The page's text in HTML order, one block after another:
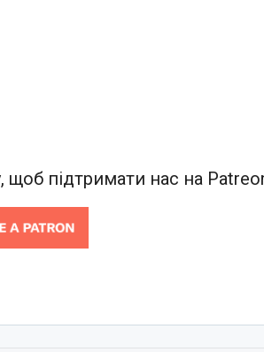
підтримати нас на